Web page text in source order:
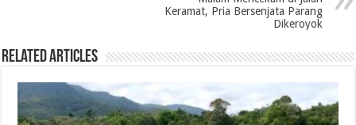
mKeramat, Pria Bersenjata Parang
Dikeroyok
Related Articles